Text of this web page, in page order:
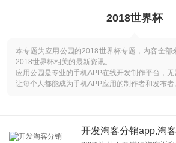
2018世界杯
本专题为应用公园的2018世界杯专题，内容全部
2018世界杯相关的最新资讯。
应用公园是专业的手机APP在线开发制作平台，无
让每个人都能成为手机APP应用的制作者和发布者